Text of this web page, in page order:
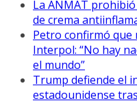
La ANMAT
de crema
Petro confirmó que
Interpol: “No hay
el mundo”
Trump defiende el
estadounidense